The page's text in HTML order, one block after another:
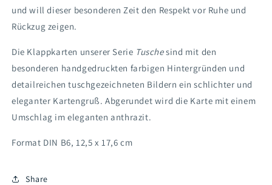
und will dieser besonderen Zeit den Respekt vor Ruhe und
Rückzug zeigen.
Die Klappkarten unserer Serie Tuschesind mit den
besonderen handgedruckten farbigen Hintergründen und
detailreichen tuschgezeichneten Bildern ein schlichter und
eleganter Kartengruß. Abgerundet wird die Karte mit einem
Umschlag im eleganten anthrazit.
Format DIN B6, 12,5 x 17,6 cm
Share